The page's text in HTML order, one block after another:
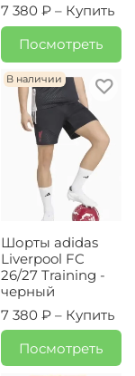
7 380 ₽ – Купить
Посмотреть
В наличии
Шорты adidas
Liverpool FC
26/27 Training -
черный
7 380 ₽ – Купить
Посмотреть